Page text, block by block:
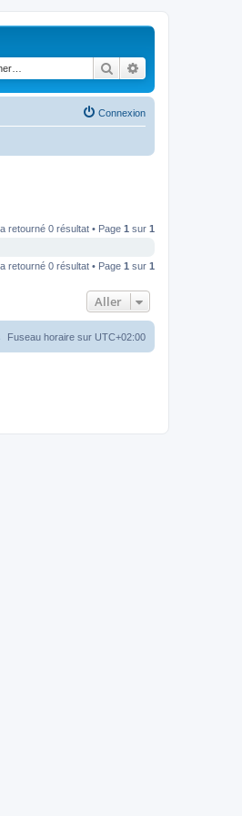
Rechercher
Connexion
retourné 0 résultat • Page 1 sur 1
retourné 0 résultat • Page 1 sur 1
Aller
Fuseau horaire sur UTC+02:00